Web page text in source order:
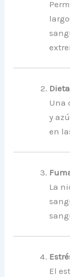
Una
y
en
La
El